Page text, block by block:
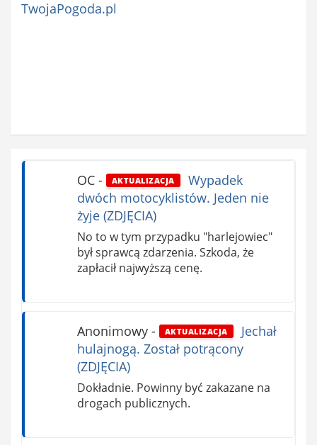
TwojaPogoda.pl
OC- AKTUALIZACJA
Wypadek
dwóch motocyklistów. Jeden nie
żyje (ZDJĘCIA)
No to w tym przypadku "harlejowiec"
był sprawcą zdarzenia. Szkoda, że
zapłacił najwyższą cenę.
Anonimowy- AKTUALIZACJA
Jechał
hulajnogą. Został potrącony
(ZDJĘCIA)
Dokładnie. Powinny być zakazane na
drogach publicznych.